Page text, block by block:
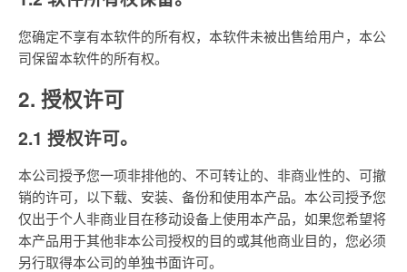
您确定不享有本软件的所有权，本软件未被出售给用户，本公
司保留本软件的所有权。
2. 授权许可
2.1 授权许可。
本公司授予您一项非排他的、不可转让的、非商业性的、可撤
销的许可，以下载、安装、备份和使用本产品。本公司授予您
仅出于个人非商业目在移动设备上使用本产品，如果您希望将
本产品用于其他非本公司授权的目的或其他商业目的，您必须
另行取得本公司的单独书面许可。